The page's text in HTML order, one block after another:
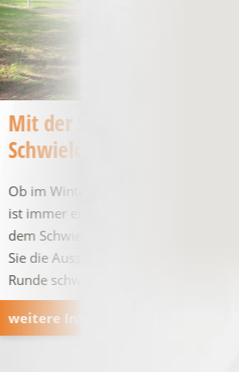
Mit der SeeSauna über den
Schwielochsee
Ob im Winter oder im Sommer, die
ist immer eine gute Idee für
dem Schwielochsee! Vom Deck aus
Sie die Aussicht genießen oder auch
Runde schwimmen gehen.
weitere Informationen